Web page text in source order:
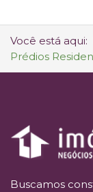
Você está aqui:
Prédios
Buscamos